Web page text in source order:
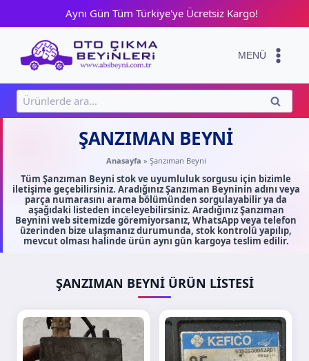
content
Aynı Gün Tüm Türkiye'ye Ücretsiz Kargo!
MENÜ
Ara:
ARA
ŞANZIMAN BEYNI
Anasayfa » Şanzıman Beyni
Tüm Şanzıman Beyni stok ve uyumluluk sorgusu için bizimle
iletişime geçebilirsiniz. Aradığınız Şanzıman Beyninin adını veya
parça numarasını arama bölümünden sorgulayabilir ya da
aşağıdaki listeden inceleyebilirsiniz. Aradığınız Şanzıman
Beynini web sitemizde göremiyorsanız, WhatsApp veya telefon
üzerinden bize ulaşmanız durumunda, stok kontrolü yapılıp,
mevcut olması halinde ürün aynı gün kargoya teslim edilir.
ŞANZIMAN BEYNI ÜRÜN LISTESI